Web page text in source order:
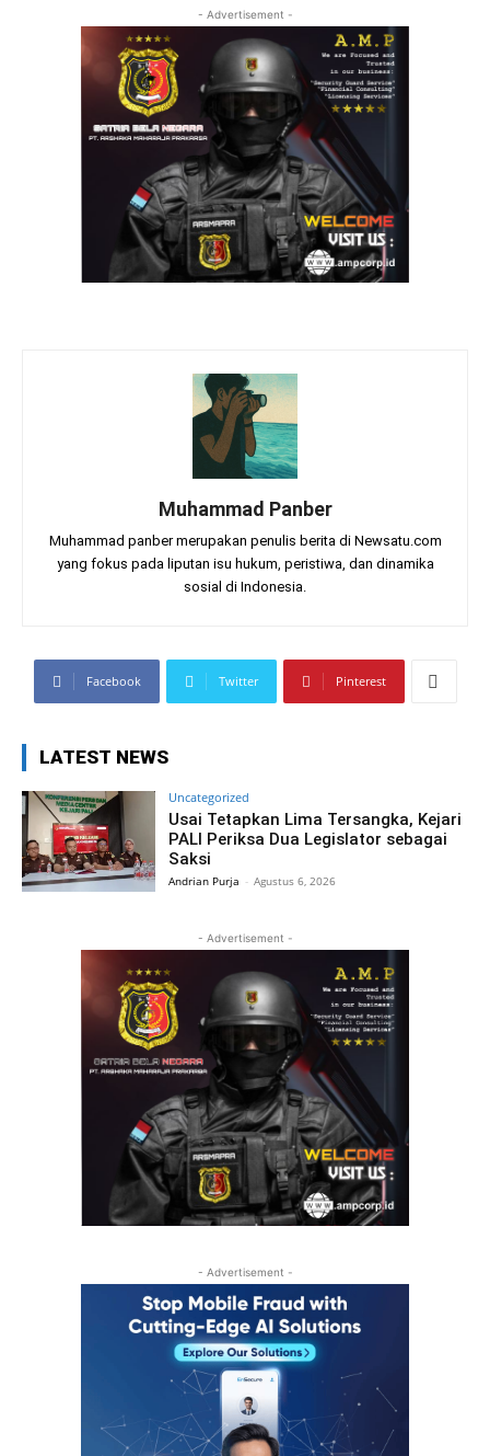
- Advertisement -
Muhammad Panber
Muhammad panber merupakan penulis berita di Newsatu.com
yang fokus pada liputan isu hukum, peristiwa, dan dinamika
sosial di Indonesia.
Facebook Twitter Pinterest
LATEST NEWS
Uncategorized
Usai Tetapkan Lima Tersangka, Kejari
PALI Periksa Dua Legislator sebagai
Saksi
Andrian Purja - Agustus 6, 2026
- Advertisement -
- Advertisement -